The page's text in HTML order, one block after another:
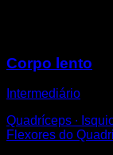
Corpo lento
Intermediário
Quadríceps ∙
Flexores do Quadril